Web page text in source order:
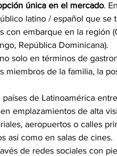
única en el mercado.
latino / español que se
con embarque en la región
República Dominicana).
solo en términos de
miembros de la familia, la
de Latinoamérica
emplazamientos de alta
aeropuertos o calles
así como en salas de cines.
de redes sociales con